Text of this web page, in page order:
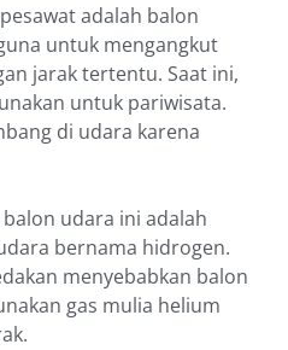
adalah balon
untuk mengangkut
jarak tertentu. Saat ini,
untuk pariwisata.
di udara karena
udara ini adalah
bernama hidrogen.
menyebabkan balon
gas mulia helium